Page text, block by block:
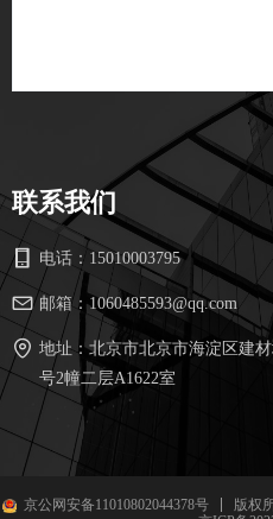
电话： 15010003795
邮箱：1060485593@qq.com
地址：北京市北京市海淀区建
号2幢二层A1622室
联系我们
京公网安备11010802044378号
版权